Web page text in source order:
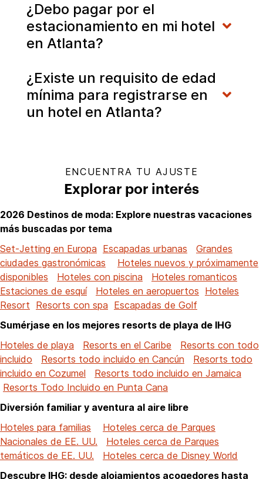
¿Debo pagar por el
estacionamiento en mi hotel
en Atlanta?
¿Existe un requisito de edad
mínima para registrarse en
un hotel en Atlanta?
ENCUENTRA TU AJUSTE
Explorar por interés
2026 Destinos de moda: Explore nuestras vacaciones
más buscadas por tema
Set-Jetting en Europa Escapadas urbanas
Grandes
ciudades gastronómicas
Hoteles nuevos y próximamente
disponibles
Hoteles con piscina
Hoteles romanticos
Estaciones de esquí
Hoteles en aeropuertos Hoteles
Resort Resorts con spa Escapadas de Golf
Sumérjase en los mejores resorts de playa de IHG
Hoteles de playa
Resorts en el Caribe
Resorts con todo
incluido
Resorts todo incluido en Cancún
Resorts todo
incluido en Cozumel
Resorts todo incluido en Jamaica
Resorts Todo Incluido en Punta Cana
Diversión familiar y aventura al aire libre
Hoteles para familias
Hoteles cerca de Parques
Nacionales de EE. UU.
Hoteles cerca de Parques
temáticos de EE. UU.
Hoteles cerca de Disney World
Descubre IHG: desde alojamientos acogedores hasta